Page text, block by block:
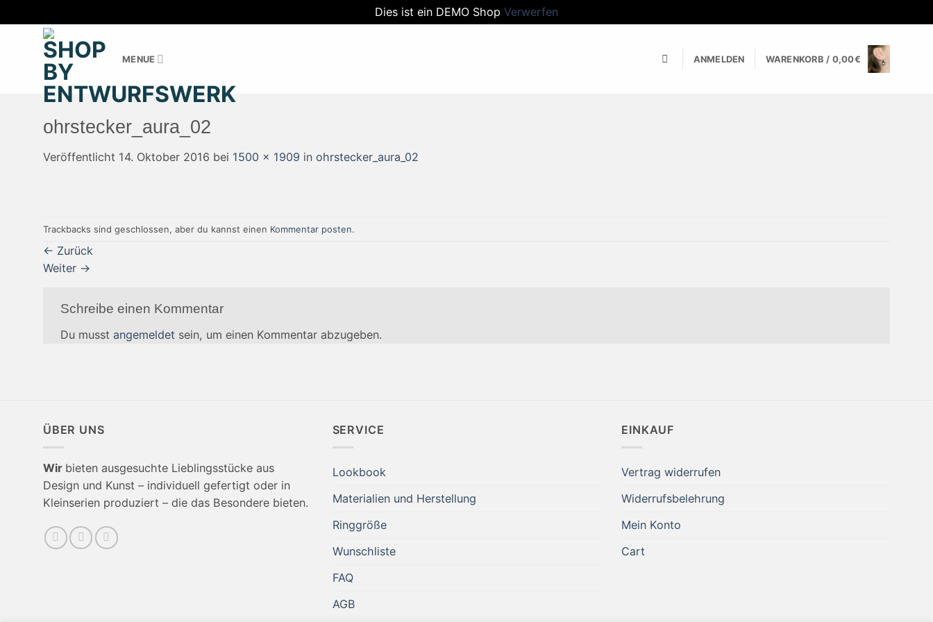
Dies ist ein DEMO Shop Verwerfen
MENUE ANMELDEN WARENKORB / 0,00€
ohrstecker_aura_02
Veröffentlicht 14. Oktober 2016 bei 1500 × 1909 in ohrstecker_aura_02
Trackbacks sind geschlossen, aber du kannst einen Kommentar posten.
← Zurück
Weiter →
Schreibe einen Kommentar
Du musst angemeldet sein, um einen Kommentar abzugeben.
ÜBER UNS
Wir bieten ausgesuchte Lieblingsstücke aus
Design und Kunst – individuell gefertigt oder in
Kleinserien produziert – die das Besondere bieten.
SERVICE
Lookbook
Materialien und Herstellung
Ringgröße
Wunschliste
FAQ
AGB
EINKAUF
Vertrag widerrufen
Widerrufsbelehrung
Mein Konto
Cart